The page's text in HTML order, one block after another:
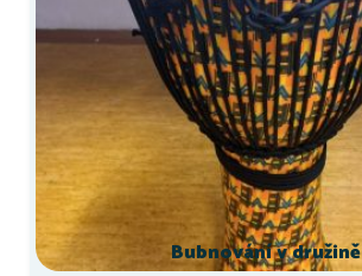
Bubnování v družině